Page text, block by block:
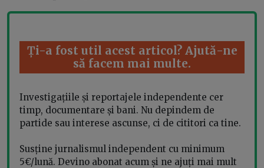
Ți-a fost util acest articol? Ajută-ne
să facem mai multe.
Investigațiile și reportajele independente cer
timp, documentare și bani. Nu depindem de
partide sau interese ascunse, ci de cititori ca tine.
Susține jurnalismul independent cu minimum
5€/lună. Devino abonat acum și ne ajuți mai mult